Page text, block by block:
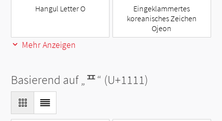
Hangul Letter O
Eingeklammertes
koreanisches Zeichen
Ojeon
Mehr Anzeigen
Basierend auf „ᄑ“ (U+1111)